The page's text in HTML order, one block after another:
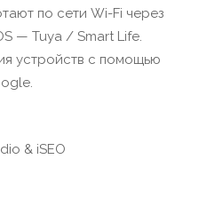
по сети Wi-Fi через
— Tuya / Smart Life.
устройств с помощью
& iSEO